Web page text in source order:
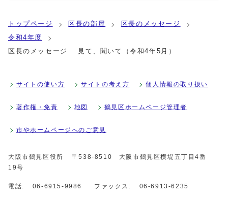
トップページ 区長の部屋
区長のメッセージ
令和4年度
区長のメッセージ 見て、聞いて（令和4年5月）
サイトの使い方 サイトの考え方 個人情報の取り扱い
著作権・免責 地図 鶴見区ホームページ管理者
市やホームページへのご意見
大阪市鶴見区役所
〒538-8510 大阪市鶴見区横堤五丁目4番
19号
電話: 06-6915-9986 ファックス: 06-6913-6235